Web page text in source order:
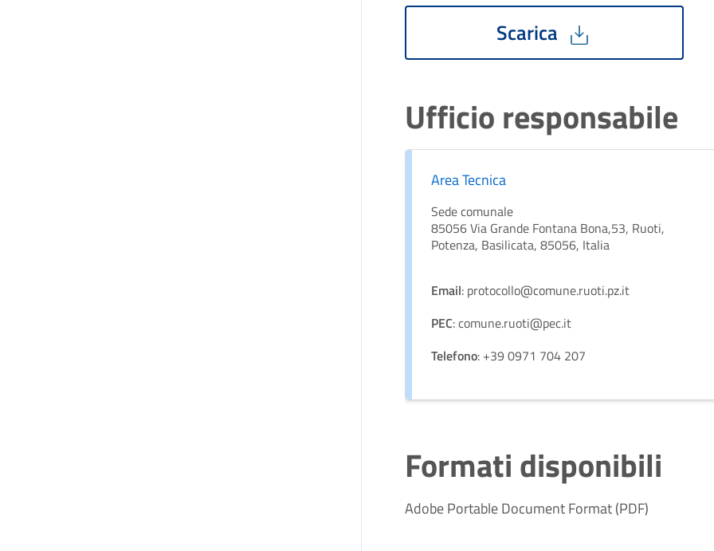
Scarica
Ufficio responsabile
Area Tecnica
Sede comunale
85056 Via Grande Fontana Bona,53, Ruoti,
Potenza, Basilicata, 85056, Italia
Email: protocollo@comune.ruoti.pz.it
PEC: comune.ruoti@pec.it
Telefono: +39 0971 704 207
Formati disponibili
Adobe Portable Document Format (PDF)